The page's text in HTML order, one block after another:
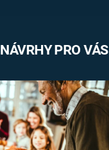
NÁVRHY PRO VÁS